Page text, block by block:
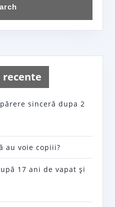
recente
sinceră dupa 2
au voie copiii?
17 ani de vapat şi